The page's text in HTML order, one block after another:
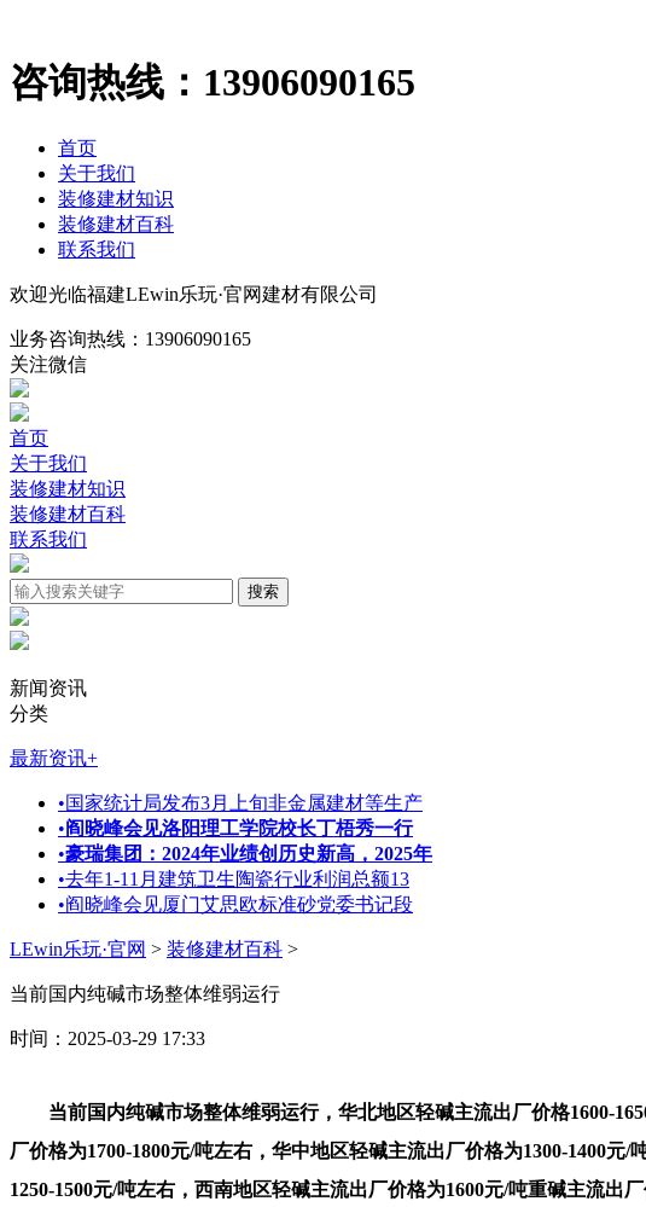
咨询热线： 13906090165
首页
关于我们
装修建材知识
装修建材百科
联系我们
欢迎光临福建LEwin乐玩·官网建材有限公司
业务咨询热线： 13906090165
关注微信
首页
关于我们
装修建材知识
装修建材百科
联系我们
新闻资讯
分类
最新资讯+
•国家统计局发布3月上旬非金属建材等生产
•阎晓峰会见洛阳理工学院校长丁梧秀一行
•豪瑞集团：2024年业绩创历史新高，2025年
•去年1-11月建筑卫生陶瓷行业利润总额13
•阎晓峰会见厦门艾思欧标准砂党委书记段
LEwin乐玩·官网 > 装修建材百科 >
当前国内纯碱市场整体维弱运行
时间：2025-03-29 17:33
当前国内纯碱市场整体维弱运行，华北地区轻碱主流出厂价格1600-
厂价格为1700-1800元/吨左右，华中地区轻碱主流出厂价格为1300-1400
1250-1500元/吨左右，西南地区轻碱主流出厂价格为1600元/吨重碱主流出厂